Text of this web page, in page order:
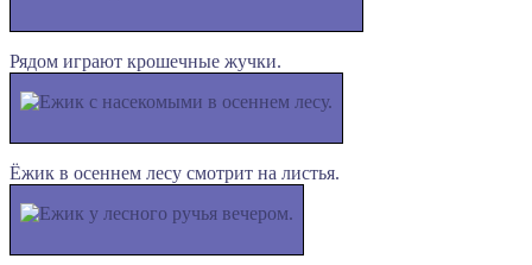
Рядом играют крошечные жучки.
Ёжик в осеннем лесу смотрит на листья.